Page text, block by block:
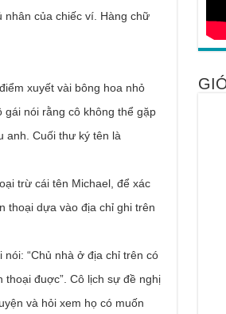
của chiếc ví. Hàng chữ
xuyết vài bông hoa nhỏ
nói rằng cô không thể gặp
anh. Cuối thư ký tên là
trừ cái tên Michael, để xác
thoại dựa vào địa chỉ ghi trên
“Chủ nhà ở địa chỉ trên có
đuợc”. Cô lịch sự đề nghị
và hỏi xem họ có muốn